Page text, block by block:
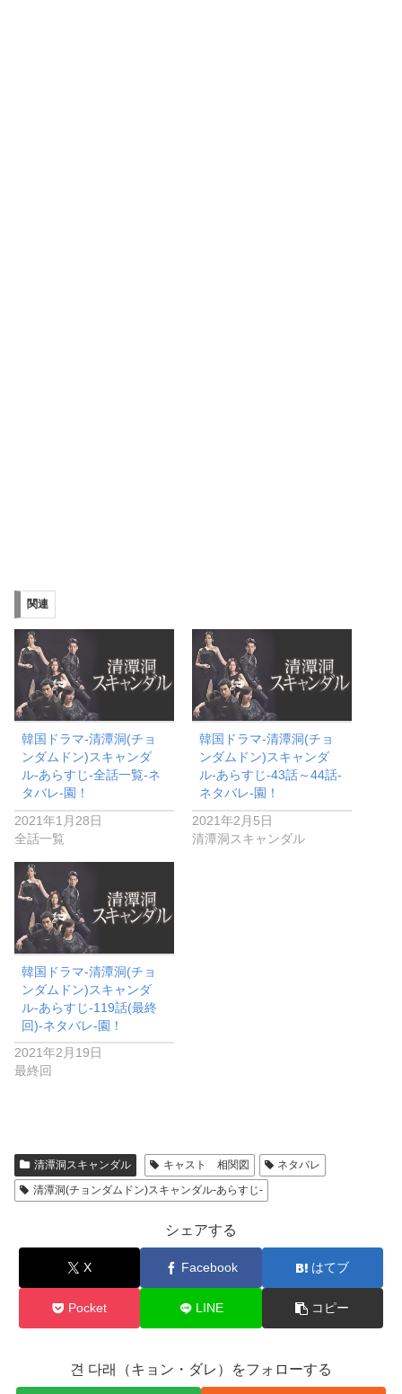
関連
韓国ドラマ-清潭洞(チョ
ンダムドン)スキャンダ
ル-あらすじ-全話一覧-ネ
タバレ-園！
2021年1月28日
全話一覧
韓国ドラマ-清潭洞(チョ
ンダムドン)スキャンダ
ル-あらすじ-43話～44話-
ネタバレ-園！
2021年2月5日
清潭洞スキャンダル
韓国ドラマ-清潭洞(チョ
ンダムドン)スキャンダ
ル-あらすじ-119話(最終
回)-ネタバレ-園！
2021年2月19日
最終回
清潭洞スキャンダル キャスト 相関図
ネタバレ
清潭洞(チョンダムドン)スキャンダル-あらすじ-
シェアする
X Facebook はてブ
Pocket LINE コピー
견 다래（キョン・ダレ）をフォローする